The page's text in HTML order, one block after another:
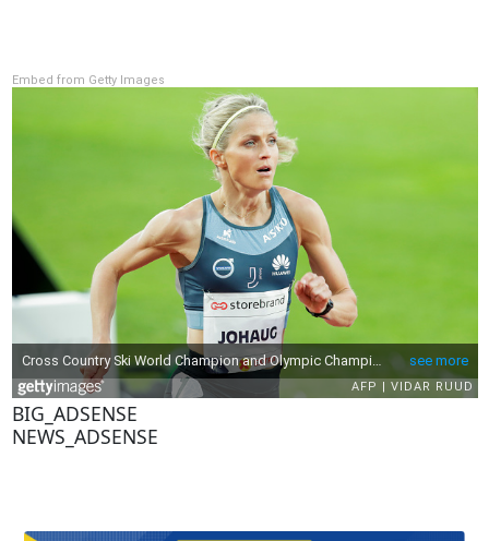
Embed from Getty Images
BIG_ADSENSE
NEWS_ADSENSE